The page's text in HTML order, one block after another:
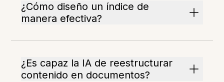
¿Cómo diseño un índice de
manera efectiva?
¿Es capaz la IA de reestructurar
contenido en documentos?